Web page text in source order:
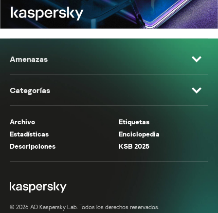
Amenazas
Categorías
Archivo
Etiquetas
Estadísticas
Enciclopedia
Descripciones
KSB 2025
© 2026 AO Kaspersky Lab. Todos los derechos reservados.